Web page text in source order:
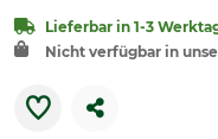
Lieferbar in 1-3
Nicht verfügbar in